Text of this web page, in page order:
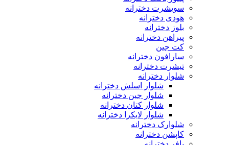
سویشرت دخترانه
هودی دخترانه
بلوز دخترانه
پیراهن دخترانه
کت جین
سارافون دخترانه
تیشرت دخترانه
شلوار دخترانه
شلوار اسلش دخترانه
شلوار جین دخترانه
شلوار کتان دخترانه
شلوار لایکرا دخترانه
شلوارک دخترانه
کاپشن دخترانه